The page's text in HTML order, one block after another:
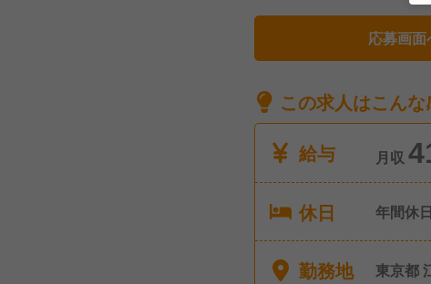
応募画
この求人はこんな
給与
月収
休日
年間休
勤務地 東京都